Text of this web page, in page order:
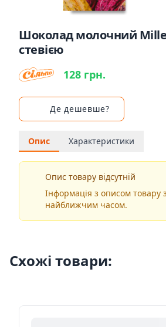
Шоколад молочний
стевією
128 грн.
Де дешевше?
Опис Характеристики
Опис товару відсутній
Інформація з описом товару
найближчим часом.
Схожі товари: